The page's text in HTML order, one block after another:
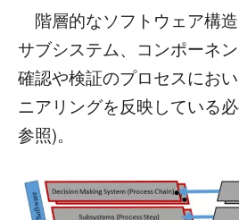
階層的なソフトウェア構造
サブシステム、コンポーネン
確認や検証のプロセスにお
ニアリングを反映している
参照)。